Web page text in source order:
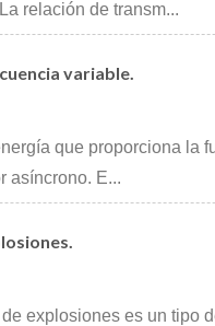
relación de transm...
variable.
que proporciona la
asíncrono. E...
explosiones es un tipo